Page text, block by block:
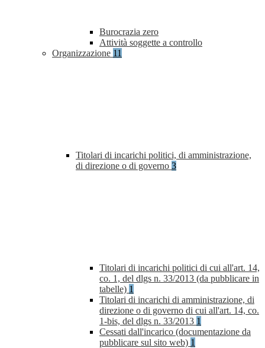
Burocrazia zero
Attività soggette a controllo
Organizzazione 11
Titolari di incarichi politici, di amministrazione,
di direzione o di governo 3
Titolari di incarichi politici di cui all'art. 14,
co. 1, del dlgs n. 33/2013 (da pubblicare in
tabelle) 1
Titolari di incarichi di amministrazione, di
direzione o di governo di cui all'art. 14, co.
1-bis, del dlgs n. 33/2013 1
Cessati dall'incarico (documentazione da
pubblicare sul sito web) 1